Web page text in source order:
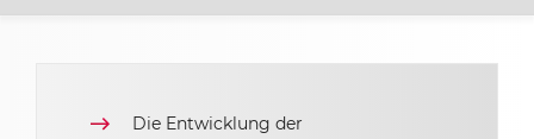
Die Entwicklung der